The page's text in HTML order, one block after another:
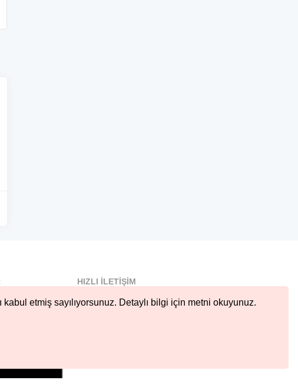
etmiş sayılıyorsunuz. Detaylı bilgi için metni okuyunuz.
HIZLI İLETIŞIM